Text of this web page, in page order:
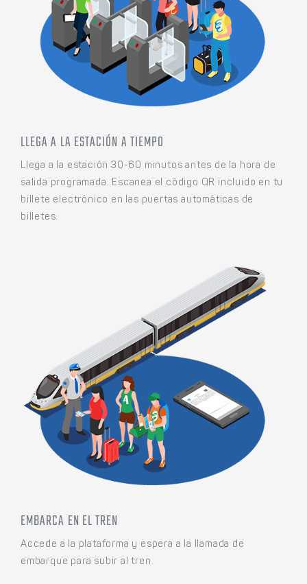
LLEGA A LA ESTACIÓN A TIEMPO
Llega a la estación 30-60 minutos antes de la hora de
salida programada. Escanea el código QR incluido en tu
billete electrónico en las puertas automáticas de
billetes.
EMBARCA EN EL TREN
Accede a la plataforma y espera a la llamada de
embarque para subir al tren.